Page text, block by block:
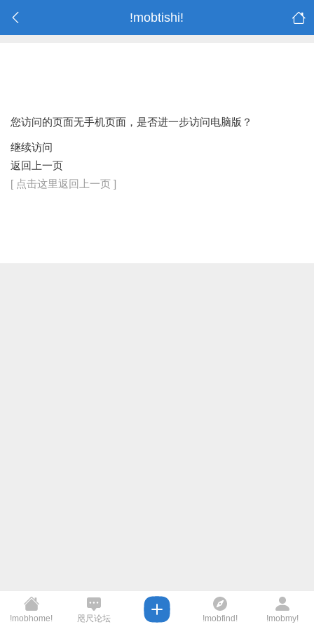
!mobtishi!
您访问的页面无手机页面，是否进一步访问电脑版？
继续访问
返回上一页
[ 点击这里返回上一页 ]
!mobhome! 咫尺论坛 !mobfind! !mobmy!